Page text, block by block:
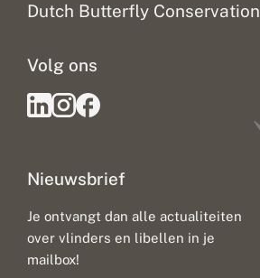
Dutch Butterfly Conservation
Nieuwsbrief
Je ontvangt dan alle actualiteiten
over vlinders en libellen in je
mailbox!
Volg ons